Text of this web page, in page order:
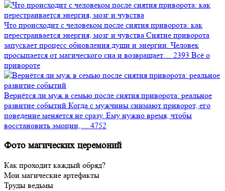
Что происходит с человеком после снятия приворота: как
перестраивается энергия, мозг и чувства Снятие приворота
запускает процесс обновления души и энергии. Человек
просыпается от магического сна и возвращает… 2393 Всё о
привороте
Вернётся ли муж в семью после снятия приворота: реальное
развитие событий Когда с мужчины снимают приворот, его
поведение меняется не сразу. Ему нужно время, чтобы
восстановить эмоции,… 4752
Фото магических церемоний
Как проходит каждый обряд?
Мои магические артефакты
Труды ведьмы